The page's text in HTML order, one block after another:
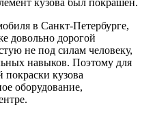
кузова был покрашен.
в Санкт-Петербурге,
довольно дорогой
не под силам человеку,
навыков. Поэтому для
покраски кузова
оборудование,